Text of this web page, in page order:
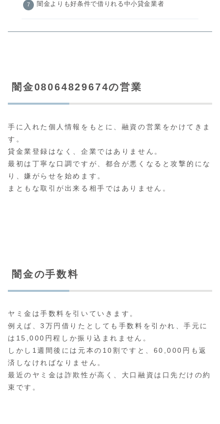
闇金よりも好条件で借りれる中小貸金業者
闇金08064829674の営業
手に入れた個人情報をもとに、融資の営業をかけてきま
す。
貸金業登録はなく、企業ではありません。
最初は丁寧な口調ですが、都合が悪くなると攻撃的にな
り、嫌がらせを始めます。
まともな取引が出来る相手ではありません。
闇金の手数料
ヤミ金は手数料を引いていきます。
例えば、3万円借りたとしても手数料を引かれ、手元に
は15,000円程しか振り込まれません。
しかし1週間後には元本の10割ですと、60,000円も返
済しなければなりません。
最近のヤミ金は詐欺性が高く、大口融資は口先だけの約
束です。